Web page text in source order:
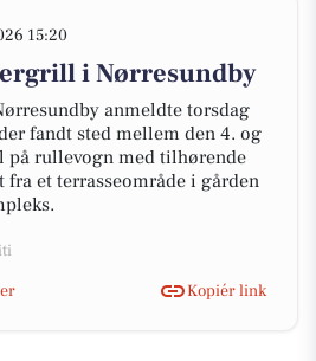
15:20
i Nørresundby
anmeldte torsdag
fandt sted mellem den 4. og
på rullevogn med tilhørende
fra et terrasseområde i gården
Kopiér link